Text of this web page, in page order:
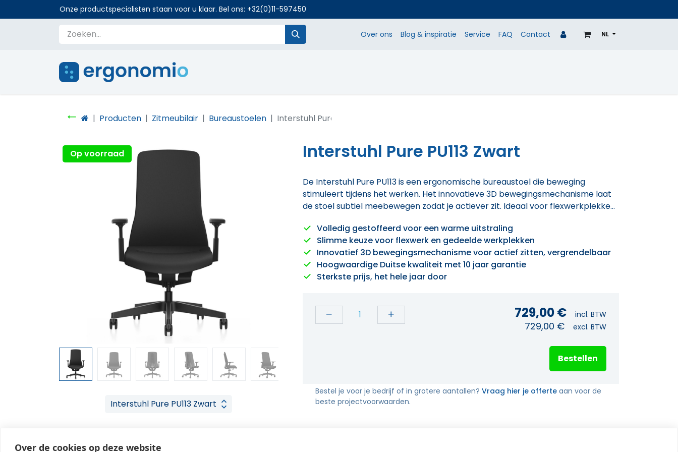
Over de cookies op deze website
Onze productspecialisten staan voor u klaar. Bel ons: +32(0)11-597450
Over ons Blog & inspiratie Service FAQ Contact NL
Producten Zitmeubilair Bureaustoelen Interstuhl Pure PU113 Zwart
Op voorraad
Interstuhl Pure PU113 Zwart
Interstuhl Pure PU113 Zwart
De Interstuhl Pure PU113 is een ergonomische bureaustoel die beweging
stimuleert tijdens het werken. Het innovatieve 3D bewegingsmechanisme laat
de stoel subtiel meebewegen zodat je actiever zit. Ideaal voor flexwerkplekken
Volledig gestoffeerd voor een warme uitstraling
Slimme keuze voor flexwerk en gedeelde werkplekken
Innovatief 3D bewegingsmechanisme voor actief zitten, vergrendelbaar
Hoogwaardige Duitse kwaliteit met 10 jaar garantie
Sterkste prijs, het hele jaar door
729,00€ incl. BTW
729,00 € excl. BTW
Bestellen
Bestel je voor je bedrijf of in grotere aantallen? Vraag hier je offerte aan voor de
beste projectvoorwaarden.